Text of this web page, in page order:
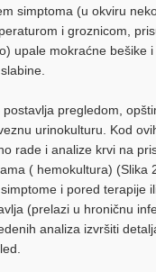
simptoma (u okviru
i groznicom,
upale mokraćne bešike
postavlja pregledom,
urinokulturu. Kod
rade i analize krvi na
( hemokultura) (Slika
i pored terapije
(prelazi u hroničnu
analiza izvršiti